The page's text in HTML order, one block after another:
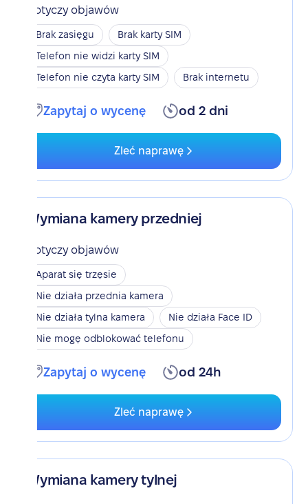
Dotyczy objawów
Brak zasięgu
Brak karty SIM
Telefon nie widzi karty SIM
Telefon nie czyta karty SIM
Brak internetu
Zapytaj o wycenę od 2 dni
Zleć naprawę
Wymiana kamery przedniej
Dotyczy objawów
Aparat się trzęsie
Nie działa przednia kamera
Nie działa tylna kamera
Nie działa Face ID
Nie mogę odblokować telefonu
Zapytaj o wycenę od 24h
Zleć naprawę
Wymiana kamery tylnej